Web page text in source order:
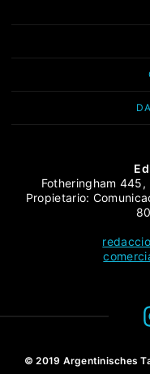
Fotheringham
Propietario:
© 2019 Argentinisches